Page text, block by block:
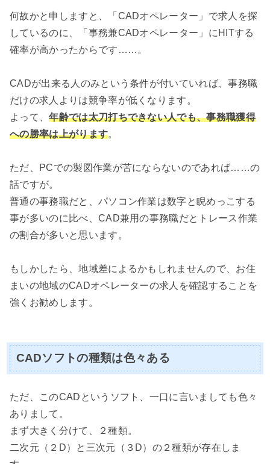
何故かと申しますと、「CADオペレーター」で求人を探
しているのに、「事務兼CADオペレーター」にHITする
確率が高かったからです……。
CADが出来る人のみという条件が付いていれば、事務職
だけの求人よりは競争率が低くなります。
よって、年齢では太刀打ちできない人でも、事務職獲得
への勝率は上がります。
ただ、PCでの製図作業が苦にならないのであれば……の
話ですが。
普通の事務職だと、パソコン作業は数字と睨めっこする
事が多いのに比べ、CAD兼用の事務職だとトレース作業
の割合が多いと思います。
もしかしたら、地域差によるかもしれませんので、お住
まいの地域のCADオペレーターの求人を確認することを
強くお勧めします。
CADソフトの種類は色々ある
ただ、このCADというソフト、一口に言いましても色々
ありまして。
まず大きく分けて、２種類。
二次元（２D）と三次元（３D）の２種類が存在しま